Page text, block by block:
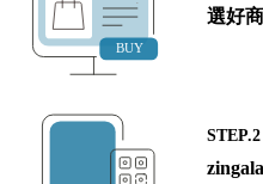
選好
STEP.2